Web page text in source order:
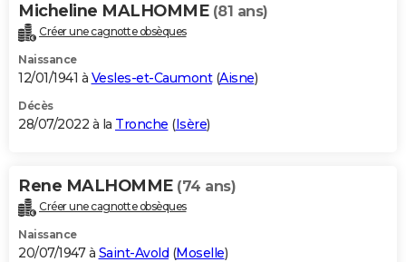
Micheline MALHOMME (81 ans)
Créer une cagnotte obsèques
Naissance
12/01/1941 à Vesles-et-Caumont(Aisne)
Décès
28/07/2022 à la Tronche (Isère)
Rene MALHOMME (74 ans)
Créer une cagnotte obsèques
Naissance
20/07/1947 à Saint-Avold (Moselle)